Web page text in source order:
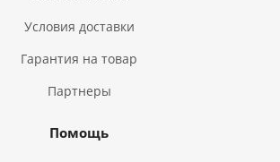
Условия доставки
Гарантия на товар
Партнеры
Помощь